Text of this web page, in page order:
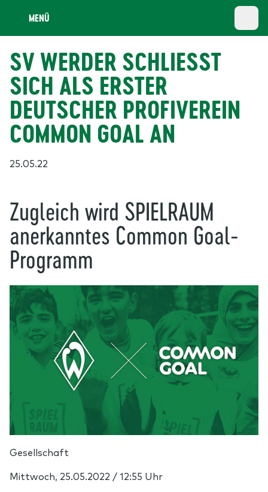
MENÜ
SV WERDER SCHLIESST S
ICH ALS ERSTER D
EUTSCHER PROFIVEREIN C
OMMON GOAL AN
25.05.22
Zugleich wird SPIELRAUM
anerkanntes Common Goal-
Programm
Gesellschaft
Mittwoch, 25.05.2022 / 12:55 Uhr